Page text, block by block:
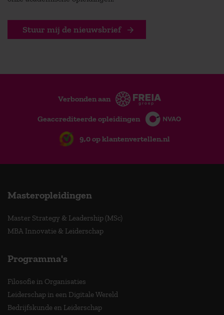
Stuur mij de nieuwsbrief
Verbonden aan
Geaccrediteerde opleidingen
9,0 op klantenvertellen.nl
Masteropleidingen
Master Strategy & Leadership (MSc)
MBA Innovatie & Leiderschap
Programma's
Filosofie in Organisaties
Leiderschap in een Digitale Wereld
Bedrijfskunde en Leiderschap